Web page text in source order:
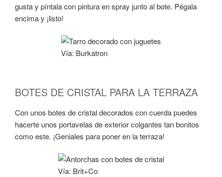
gusta y píntala con pintura en spray junto al bote. Pégala
encima y ¡listo!
Vía: Burkatron
BOTES DE CRISTAL PARA LA TERRAZA
Con unos botes de cristal decorados con cuerda puedes
hacerte unos portavelas de exterior colgantes tan bonitos
como este. ¡Geniales para poner en la terraza!
Vía: Brit+Co